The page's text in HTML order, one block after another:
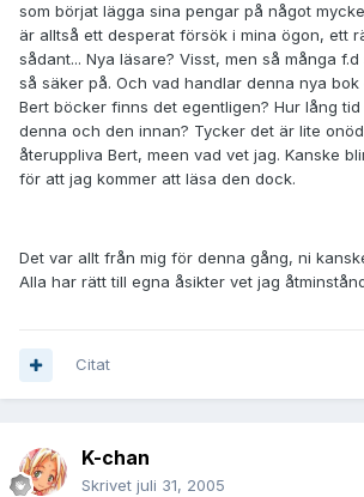
som börjat lägga sina pengar på något
är alltså ett desperat försök i mina ögon, ett
sådant... Nya läsare? Visst, men så många
så säker på. Och vad handlar denna nya bok
Bert böcker finns det egentligen? Hur lång
denna och den innan? Tycker det är lite
återuppliva Bert, meen vad vet jag. Kanske
för att jag kommer att läsa den dock.
Det var allt från mig för denna gång, ni
Alla har rätt till egna åsikter vet jag
Citat
K-chan
Skrivet juli 31, 2005